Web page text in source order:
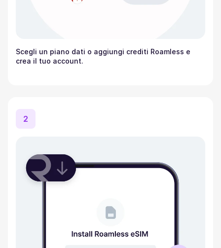
Scegli un piano dati o aggiungi crediti Roamless e
crea il tuo account.
2